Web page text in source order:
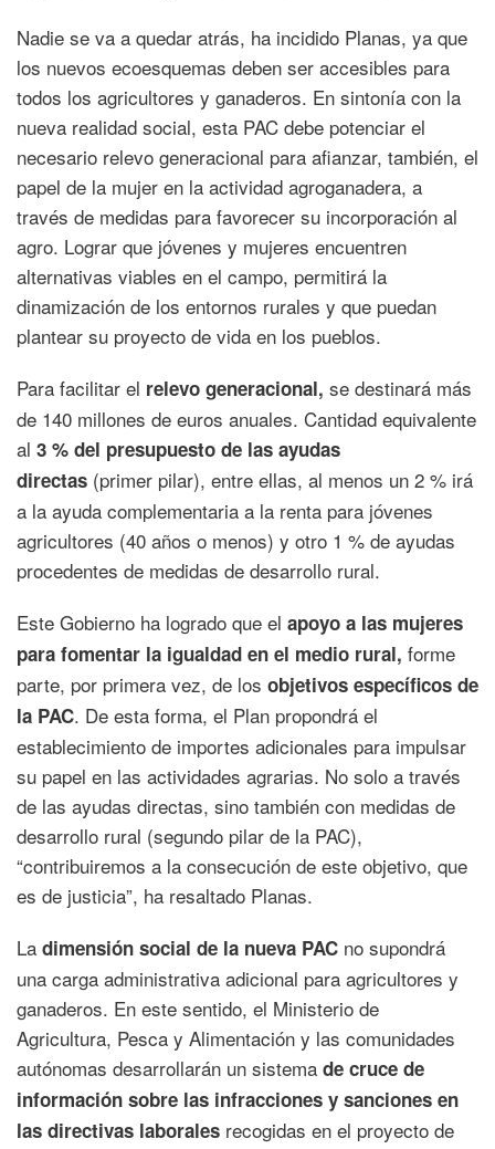
Nadie se va a quedar atrás, ha incidido Planas, ya que
los nuevos ecoesquemas deben ser accesibles para
todos los agricultores y ganaderos. En sintonía con la
nueva realidad social, esta PAC debe potenciar el
necesario relevo generacional para afianzar, también, el
papel de la mujer en la actividad agroganadera, a
través de medidas para favorecer su incorporación al
agro. Lograr que jóvenes y mujeres encuentren
alternativas viables en el campo, permitirá la
dinamización de los entornos rurales y que puedan
plantear su proyecto de vida en los pueblos.
Para facilitar el relevo generacional, se destinará más
de 140 millones de euros anuales. Cantidad equivalente
al 3 % del presupuesto de las ayudas
directas (primer pilar), entre ellas, al menos un 2 % irá
a la ayuda complementaria a la renta para jóvenes
agricultores (40 años o menos) y otro 1 % de ayudas
procedentes de medidas de desarrollo rural.
Este Gobierno ha logrado que el apoyo a las mujeres
para fomentar la igualdad en el medio rural, forme
parte, por primera vez, de los objetivos específicos de
la PAC. De esta forma, el Plan propondrá el
establecimiento de importes adicionales para impulsar
su papel en las actividades agrarias. No solo a través
de las ayudas directas, sino también con medidas de
desarrollo rural (segundo pilar de la PAC),
“contribuiremos a la consecución de este objetivo, que
es de justicia”, ha resaltado Planas.
La dimensión social de la nueva PAC no supondrá
una carga administrativa adicional para agricultores y
ganaderos. En este sentido, el Ministerio de
Agricultura, Pesca y Alimentación y las comunidades
autónomas desarrollarán un sistema de cruce de
información sobre las infracciones y sanciones en
las directivas laborales recogidas en el proyecto de